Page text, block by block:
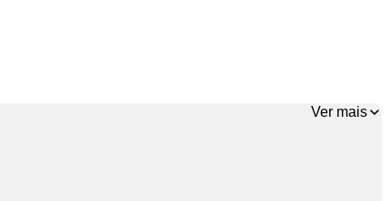
Ver mais